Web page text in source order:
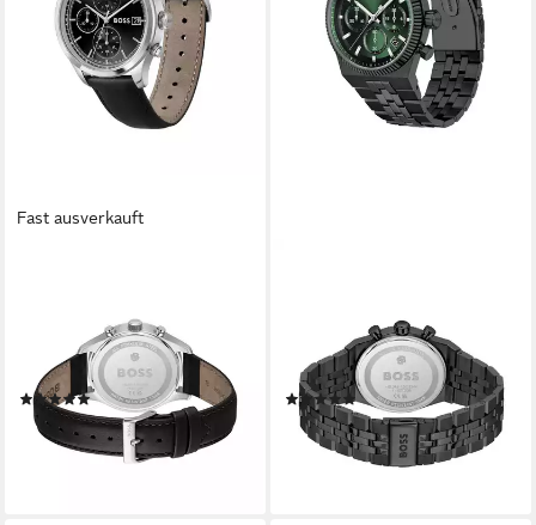
Fast ausverkauft
1514326, Quarzuhr,
Armbanduhr, Herrenuhr,
Lederarmband, analog, Tag
(1)
279,00 €
lieferbar - in 1-2 Werktagen bei dir
PRIME 1514308, Quarzuhr,
Armbanduhr, Herrenuhr,
Edelstahlarmband, analog, Tag
(1)
399,00 €
lieferbar - in 1-2 Werktagen bei dir